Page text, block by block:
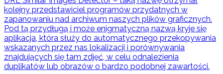
kolejny przedstawiciel programów przydatnych w
zapanowaniu nad archiwum naszych plików graficznych.
Pod tą przydługą i może enigmatyczną nazwą kryje się
aplikacja, która służy do automatycznego przekopywania
wskazanych przez nas lokalizacji i porównywania
znajdujących się tam zdjęć, w celu odnalezienia
duplikatów lub obrazów o bardzo podobnej zawartości.